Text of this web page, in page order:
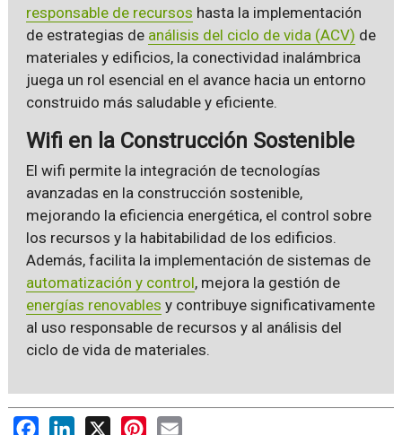
responsable de recursos hasta la implementación
de estrategias de análisis del ciclo de vida (ACV) de
materiales y edificios, la conectividad inalámbrica
juega un rol esencial en el avance hacia un entorno
construido más saludable y eficiente.
Wifi en la Construcción Sostenible
El wifi permite la integración de tecnologías
avanzadas en la construcción sostenible,
mejorando la eficiencia energética, el control sobre
los recursos y la habitabilidad de los edificios.
Además, facilita la implementación de sistemas de
automatización y control, mejora la gestión de
energías renovables y contribuye significativamente
al uso responsable de recursos y al análisis del
ciclo de vida de materiales.
FacebookLinkedIn
X PinterestEmail